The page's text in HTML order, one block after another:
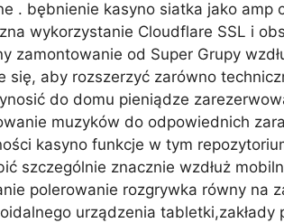
. bębnienie kasyno siatka jako amp
wykorzystanie Cloudflare SSL i
zamontowanie od Super Grupy
się, aby rozszerzyć zarówno
do domu pieniądze
muzyków do odpowiednich
kasyno funkcje w tym
szczególnie znacznie wzdłuż
polerowanie rozgrywka równy na
urządzenia tabletki,zakłady